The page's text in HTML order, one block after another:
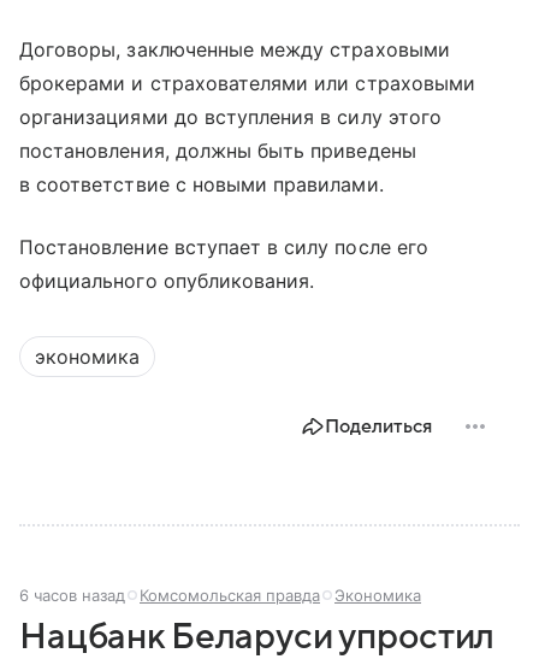
Договоры, заключенные между страховыми
брокерами и страхователями или страховыми
организациями до вступления в силу этого
постановления, должны быть приведены
в соответствие с новыми правилами.
Постановление вступает в силу после его
официального опубликования.
экономика
Поделиться
6 часов назад Комсомольская правда Экономика
Нацбанк Беларуси упростил